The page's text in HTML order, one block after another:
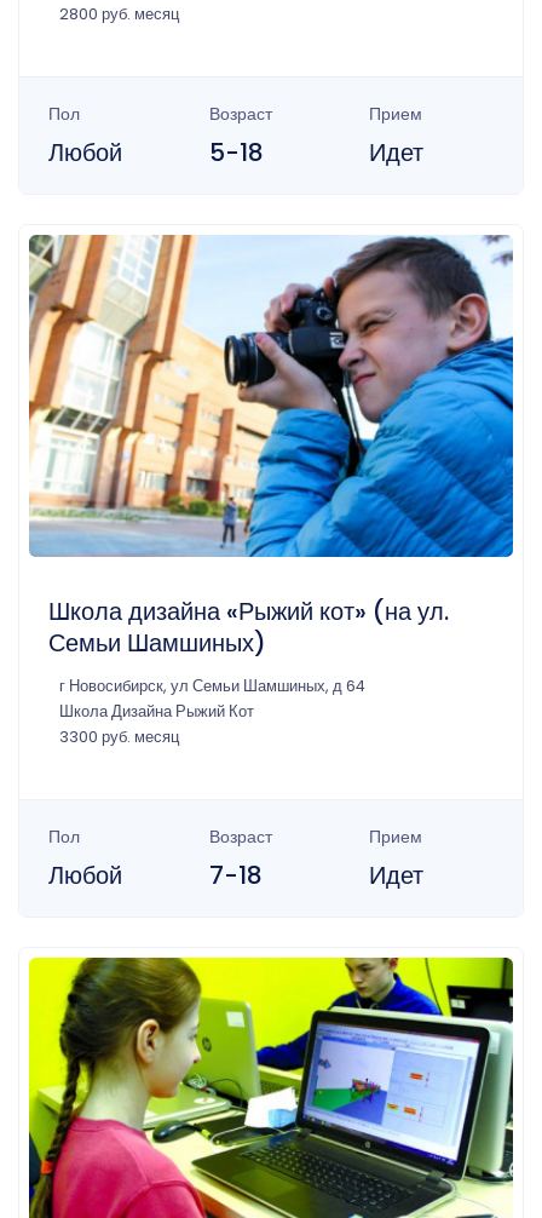
2800 руб. месяц
Пол
Любой
Возраст
5-18
Прием
Идет
Школа дизайна «Рыжий кот» (на ул.
Семьи Шамшиных)
г Новосибирск, ул Семьи Шамшиных, д 64
Школа Дизайна Рыжий Кот
3300 руб. месяц
Пол
Любой
Возраст
7-18
Прием
Идет